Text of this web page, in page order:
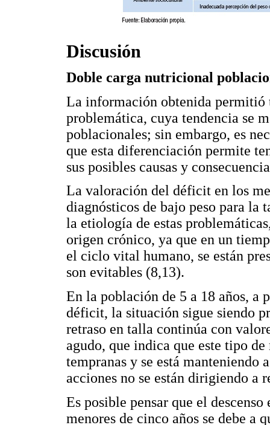
Discusión
Doble carga nutricional
La información obtenida permitió
problemática, cuya tendencia se
poblacionales; sin embargo, es
que esta diferenciación permite
sus posibles causas y
La valoración del déficit en los
diagnósticos de bajo peso para la
la etiología de estas
origen crónico, ya que en un
el ciclo vital humano, se están
son evitables (8,13).
En la población de 5 a 18 años, a
déficit, la situación sigue siendo
retraso en talla continúa con
agudo, que indica que este tipo
tempranas y se está manteniendo
acciones no se están dirigiendo a
Es posible pensar que el
menores de cinco años se debe a